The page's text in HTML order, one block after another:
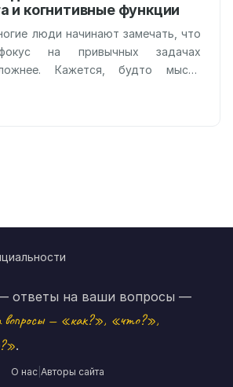
и когнитивные функции
люди начинают замечать, что
на привычных задачах
Кажется, будто мысли
умственного…
ответы на ваши вопросы —
вопросы — «как?», «что?»,
.
О нас| Авторы сайта